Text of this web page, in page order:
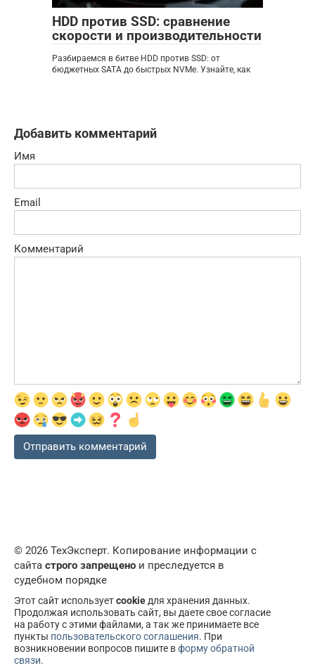
HDD против SSD: сравнение
скорости и производительности
Разбираемся в битве HDD против SSD: от
бюджетных SATA до быстрых NVMe. Узнайте, как
Добавить комментарий
Имя
Email
Комментарий
© 2026 ТехЭксперт. Копирование информации с
сайта строго запрещено и преследуется в
судебном порядке
Этот сайт используетcookieдля хранения данных.
Продолжая использовать сайт, вы даете свое согласие
на работу с этими файлами, а так же принимаете все
пункты пользовательского соглашения. При
возникновении вопросов пишите вформу обратной
связи.